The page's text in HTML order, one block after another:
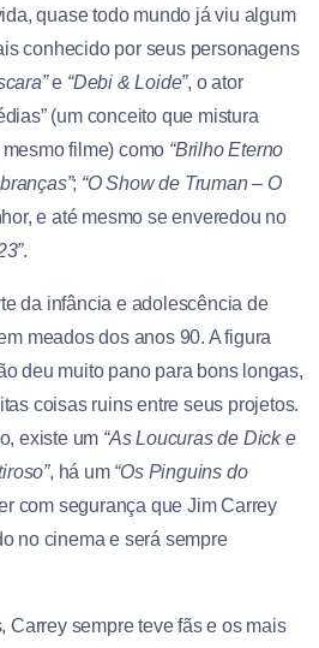
quase todo mundo já viu algum
conhecido por seus personagens
e “Debi & Loide”, o ator
(um conceito que mistura
filme) como “Brilho Eterno
; “O Show de Truman – O
e até mesmo se enveredou no
.
da infância e adolescência de
meados dos anos 90. A figura
deu muito pano para bons longas,
coisas ruins entre seus projetos.
existe um “As Loucuras de Dick e
, há um “Os Pinguins do
com segurança que Jim Carrey
no cinema e será sempre
Carrey sempre teve fãs e os mais